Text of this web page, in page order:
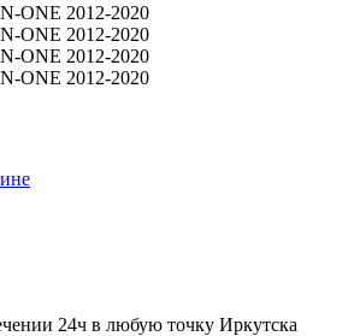
24ч в любую точку Иркутска